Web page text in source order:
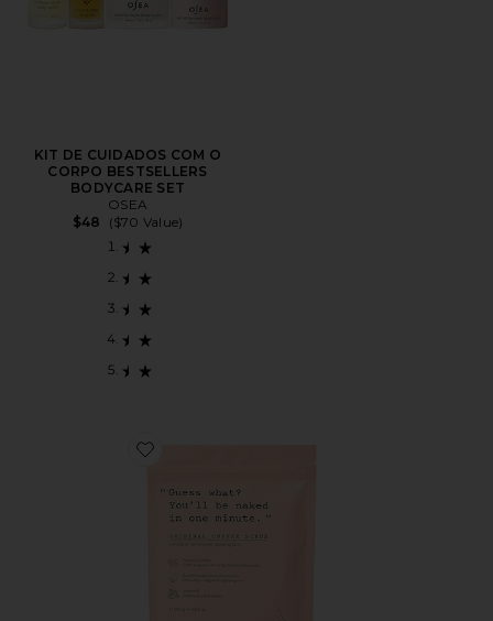
KIT DE CUIDADOS COM O
CORPO BESTSELLERS
BODYCARE SET
OSEA
$48
($70 Value)
Favorite ESFOLIANTE CORPORAL ORIGINAL